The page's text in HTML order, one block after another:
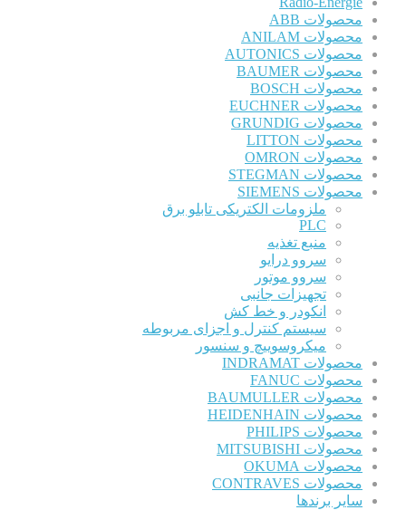
محصولات ABB
محصولات ANILAM
محصولات AUTONICS
محصولات BAUMER
محصولات BOSCH
محصولات EUCHNER
محصولات GRUNDIG
محصولات LITTON
محصولات OMRON
محصولات STEGMAN
محصولات SIEMENS
ملزومات الکتریکی تابلو برق
PLC
منبع تغذیه
سروو درایو
سروو موتور
تجهیزات جانبی
انکودر و خط کش
سیستم کنترل و اجزای مربوطه
میکروسوییچ و سنسور
محصولات INDRAMAT
محصولات FANUC
محصولات BAUMULLER
محصولات HEIDENHAIN
محصولات PHILIPS
محصولات MITSUBISHI
محصولات OKUMA
محصولات CONTRAVES
سایر برندها